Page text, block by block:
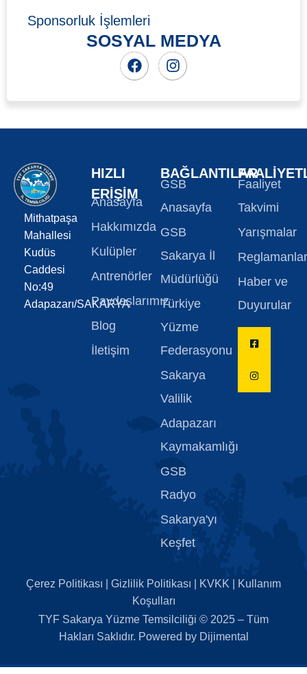
Sponsorluk İşlemleri
SOSYAL MEDYA
Mithatpaşa
Mahallesi
Kudüs
Caddesi
No:49
Adapazarı/SAKARYA
HIZLI
ERIŞIM
Anasayfa
Hakkımızda
Kulüpler
Antrenörler
Paydaşlarımız
Blog
İletişim
BAĞLANTILAR
GSB
Anasayfa
GSB
Sakarya İl
Müdürlüğü
Türkiye
Yüzme
Federasyonu
Sakarya
Valilik
Adapazarı
Kaymakamlığı
GSB
Radyo
Sakarya'yı
Keşfet
Faaliyet
Takvimi
Yarışmalar
Haber ve
Duyurular
Çerez Politikası Gizlilik Politikası KVKK
Kullanım
Koşulları
TYF Sakarya Yüzme Temsilciliği © 2025 – Tüm
Hakları Saklıdır. Powered by Dijimental